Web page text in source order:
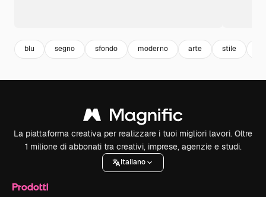
blu segno sfondo moderno arte stile
La piattaforma creativa per realizzare i tuoi migliori lavori. Oltre
1 milione di abbonati tra creativi, imprese, agenzie e studi.
Italiano
Prodotti